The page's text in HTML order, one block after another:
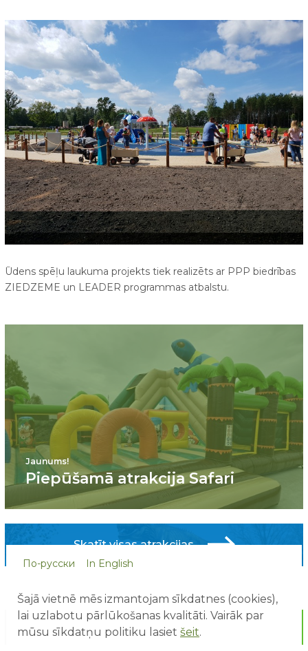
Ūdens spēļu laukuma projekts tiek realizēts ar PPP biedrības
ZIEDZEME un LEADER programmas atbalstu.
Jaunums!
Piepūšamā atrakcija Safari
Skatīt visas atrakcijas
По-русски In English
Šajā vietnē mēs izmantojam sīkdatnes (cookies),
lai uzlabotu pārlūkošanas kvalitāti. Vairāk par
mūsu sīkdatņu politiku lasiet šeit.